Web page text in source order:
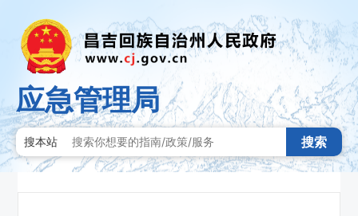
应急管理局
搜本站 搜索